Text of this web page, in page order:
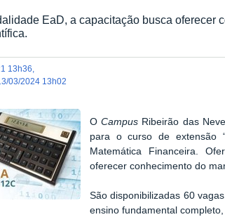
EaD, a capacitação busca oferecer
13h36
03/2024 13h02
OCampus Ribeirão das
para o curso de extensão
Matemática Financeira.
oferecer conhecimento do
São disponibilizadas 60
ensino fundamental